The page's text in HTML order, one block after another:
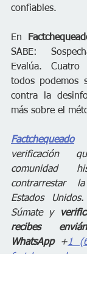
confiables.
En
SABE:
Evalúa.
todos podemos
contra la
más sobre el
Factchequeado
verificación
comunidad
contrarrestar
Estados
Súmate y
recibes
WhatsApp +1